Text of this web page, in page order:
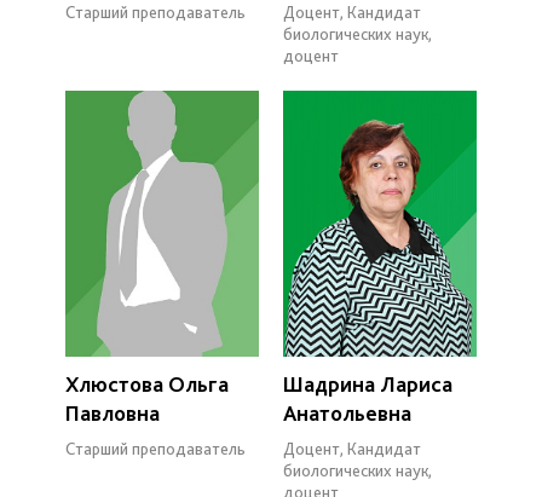
Старший преподаватель
Доцент, Кандидат
биологических наук,
доцент
Хлюстова Ольга
Павловна
Старший преподаватель
Шадрина Лариса
Анатольевна
Доцент, Кандидат
биологических наук,
доцент